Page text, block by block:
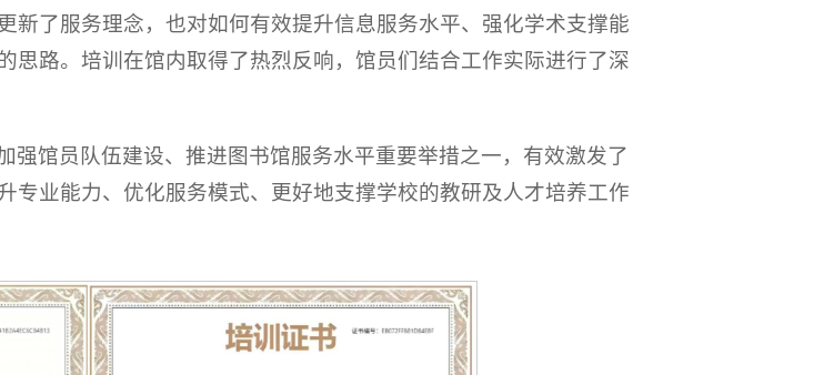
新了服务理念，也对如何有效提升信息服务水平、强化学术支撑能
思路。培训在馆内取得了热烈反响，馆员们结合工作实际进行了深
强馆员队伍建设、推进图书馆服务水平重要举措之一，有效激发了
专业能力、优化服务模式、更好地支撑学校的教研及人才培养工作